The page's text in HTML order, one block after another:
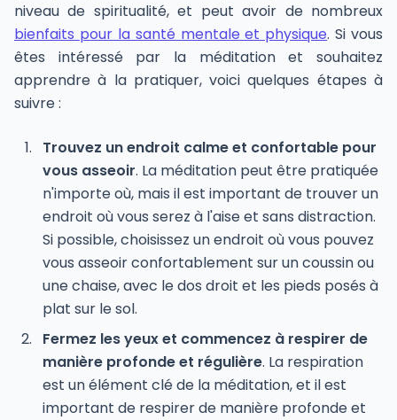
niveau de spiritualité, et peut avoir de nombreux
bienfaits pour la santé mentale et physique. Si vous
êtes intéressé par la méditation et souhaitez
apprendre à la pratiquer, voici quelques étapes à
suivre :
Trouvez un endroit calme et confortable pour
vous asseoir. La méditation peut être pratiquée
n'importe où, mais il est important de trouver un
endroit où vous serez à l'aise et sans distraction.
Si possible, choisissez un endroit où vous pouvez
vous asseoir confortablement sur un coussin ou
une chaise, avec le dos droit et les pieds posés à
plat sur le sol.
Fermez les yeux et commencez à respirer de
manière profonde et régulière. La respiration
est un élément clé de la méditation, et il est
important de respirer de manière profonde et